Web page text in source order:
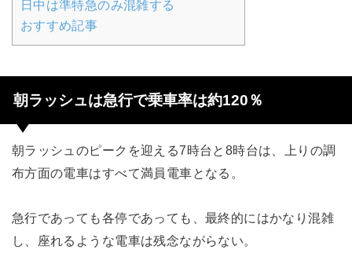
日中は準特急のみ混雑する
おすすめ記事
朝ラッシュは急行で乗車率は約120％
朝ラッシュのピークを迎える7時台と8時台は、上りの調
布方面の電車はすべて満員電車となる。
急行であっても各停であっても、最終的にはかなり混雑
し、座れるような電車は残念ながらない。